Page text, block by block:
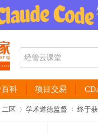
科 项目交易
区 学术道德监督 终于